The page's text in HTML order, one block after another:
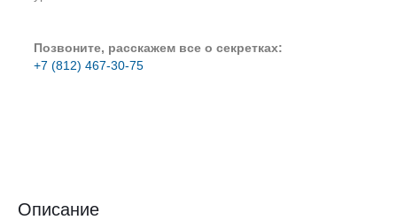
Позвоните, расскажем все о секретках:
+7 (812) 467-30-75
Описание